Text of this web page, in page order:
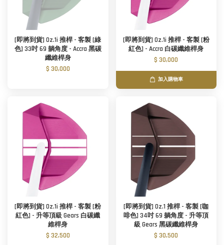
[即將到貨] Oz.1i 推桿 - 客製 [綠
色] 33吋 69 躺角度 - Accra 黑碳
纖維桿身
$ 30,000
[即將到貨] Oz.1i 推桿 - 客製 [粉
紅色] - Accra 白碳纖維桿身
$ 30,000
加入購物車
[即將到貨] Oz.1i 推桿 - 客製 [粉
紅色] - 升等頂級 Gears 白碳纖
維桿身
$ 32,500
[即將到貨] Oz.1 推桿 - 客製 [咖
啡色] 34吋 69 躺角度 - 升等頂
級 Gears 黑碳纖維桿身
$ 30,500